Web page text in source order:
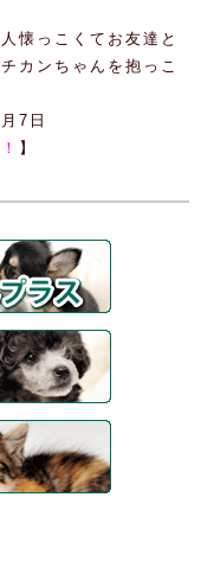
懐っこくてお友達と
カンちゃんを抱っこ
7日
】